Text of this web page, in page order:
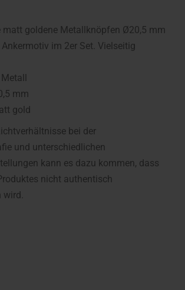
matt goldene Metallknöpfen Ø20,5 mm
im 2er Set. Vielseitig
mm
gold
bei der
und unterschiedlichen
kann es dazu kommen, dass
nicht authentisch